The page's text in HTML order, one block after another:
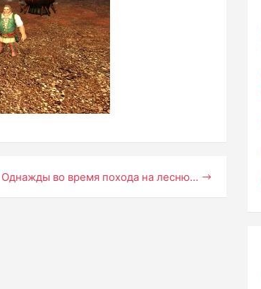
Однажды во время похода на лесню…